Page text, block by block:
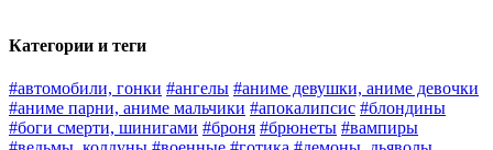
Категории и теги
#автомобили, гонки #ангелы #аниме девушки, аниме девочки
#аниме парни, аниме мальчики #апокалипсис #блондины
#боги смерти, шинигами #броня #брюнеты #вампиры